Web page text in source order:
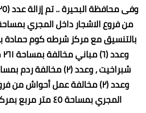
بالتنسيق مع مركز شرطه كوم حمادة
وعدد (٢) مخالفة عمل أحواش من
المجري بمساحة ٤٥ متر مربع بمركز المحمودية.